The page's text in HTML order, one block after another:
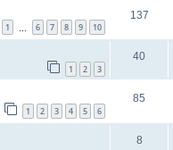
1 6 7 8 9 10
137
1 2 3
40
1 2 3 4 5 6
85
8